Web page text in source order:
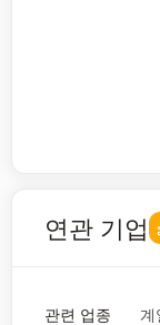
연관 기업
관련 업종 계